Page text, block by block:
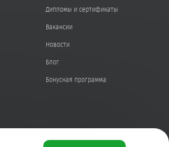
Дипломы и сертификаты
Вакансии
Новости
Блог
Бонусная программа